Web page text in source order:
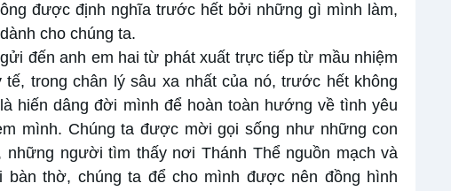
được định nghĩa trước hết bởi những gì mình làm,
cho chúng ta.
đến anh em hai từ phát xuất trực tiếp từ mầu nhiệm
trong chân lý sâu xa nhất của nó, trước hết không
hiến dâng đời mình để hoàn toàn hướng về tình yêu
mình. Chúng ta được mời gọi sống như những con
người tìm thấy nơi Thánh Thể nguồn mạch và
thờ, chúng ta để cho mình được nên đồng hình